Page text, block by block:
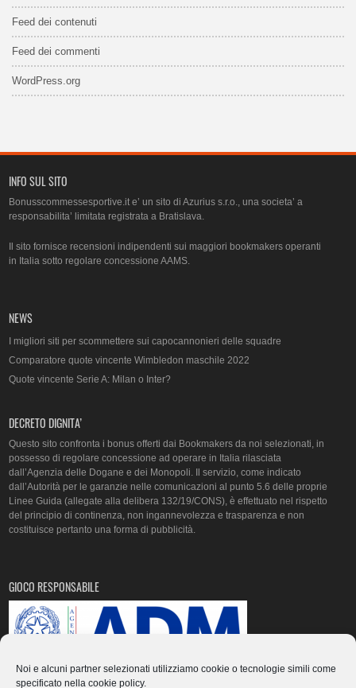
Noi e alcuni partner selezionati utilizziamo cookie o tecnologie simili come
specificato nella cookie policy.
Feed dei contenuti
Feed dei commenti
WordPress.org
INFO SUL SITO
Bonusscommessesportive.it e’ un sito di Azurius s.r.o., una societa’ a
responsabilita’ limitata registrata a Bratislava.
Il sito fornisce recensioni indipendenti sui maggiori bookmakers operanti
in Italia sotto regolare concessione AAMS.
NEWS
I migliori siti per scommettere sui capocannonieri delle squadre
Comparatore quote vincente Wimbledon maschile 2022
Quote vincente Serie A: Milan o Inter?
DECRETO DIGNITA’
Questo sito confronta i bonus offerti dai Bookmakers da noi selezionati, in
possesso di regolare concessione ad operare in Italia rilasciata
dall’Agenzia delle Dogane e dei Monopoli. Il servizio, come indicato
dall’Autorità per le garanzie nelle comunicazioni al punto 5.6 delle proprie
Linee Guida (allegate alla delibera 132/19/CONS), è effettuato nel rispetto
del principio di continenza, non ingannevolezza e trasparenza e non
costituisce pertanto una forma di pubblicità.
GIOCO RESPONSABILE